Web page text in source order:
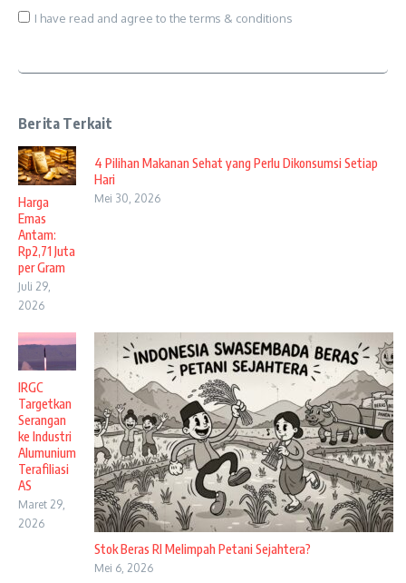
I have read and agree to the terms & conditions
Berita Terkait
Harga
Emas
Antam:
Rp2,71 Juta
per Gram
Juli 29,
2026
4 Pilihan Makanan Sehat yang Perlu Dikonsumsi Setiap
Hari
Mei 30, 2026
IRGC
Targetkan
Serangan
ke Industri
Alumunium
Terafiliasi
AS
Maret 29,
2026
Stok Beras RI Melimpah Petani Sejahtera?
Mei 6, 2026